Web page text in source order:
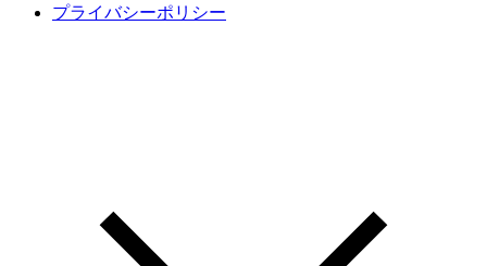
プライバシーポリシー